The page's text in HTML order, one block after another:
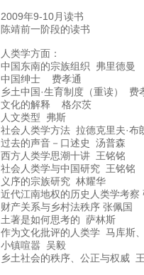
2009年9-10月读书
陈靖前一阶段的读书
人类学方面：
中国东南的宗族组织 弗里德曼
中国绅士 费孝通
乡土中国·生育制度（重读） 费
文化的解释 格尔茨
人文类型 弗斯
社会人类学方法 拉德克里夫·布
过去的声音－口述史 汤普森
西方人类学思潮十讲 王铭铭
社会人类学与中国研究 王铭铭
义序的宗族研究 林耀华
近代江南地权的历史人类学考察
财产关系与乡村法秩序 张佩国
土著是如何思考的 萨林斯
作为文化批评的人类学 马库斯
小镇喧嚣 吴毅
乡土社会的秩序、公正与权威